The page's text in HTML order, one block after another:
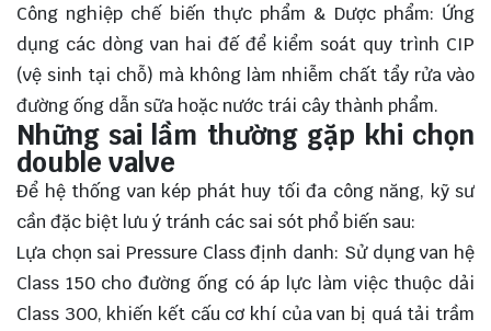
Công nghiệp chế biến thực phẩm & Dược phẩm: Ứng
dụng các dòng van hai đế để kiểm soát quy trình CIP
(vệ sinh tại chỗ) mà không làm nhiễm chất tẩy rửa vào
đường ống dẫn sữa hoặc nước trái cây thành phẩm.
Những sai lầm thường gặp khi chọn
double valve
Để hệ thống van kép phát huy tối đa công năng, kỹ sư
cần đặc biệt lưu ý tránh các sai sót phổ biến sau:
Lựa chọn sai Pressure Class định danh: Sử dụng van hệ
Class 150 cho đường ống có áp lực làm việc thuộc dải
Class 300, khiến kết cấu cơ khí của van bị quá tải trầm